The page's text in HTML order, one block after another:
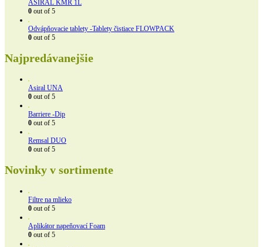
ASIRAL KMR 1L
0 out of 5
Odvápňovacie tablety -Tablety čistiace FLOWPACK
0 out of 5
Najpredávanejšie
Asiral UNA
0 out of 5
Barriere -Dip
0 out of 5
Remsal DUO
0 out of 5
Novinky v sortimente
Filtre na mlieko
0 out of 5
Aplikátor napeňovací Foam
0 out of 5